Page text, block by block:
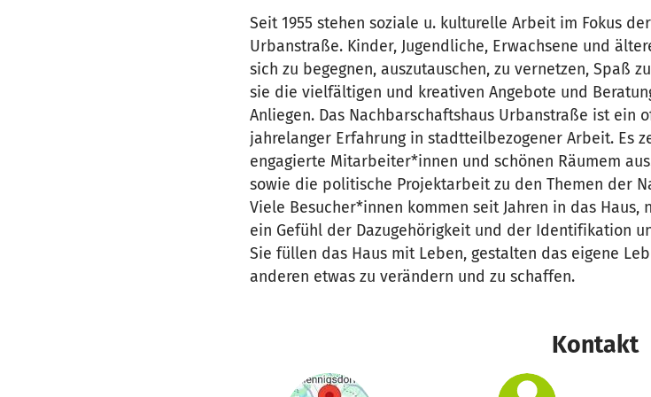
Seit 1955 stehen soziale u. kulturelle Arbeit im Fokus
Urbanstraße. Kinder, Jugendliche, Erwachsene und
sich zu begegnen, auszutauschen, zu vernetzen, Spaß
sie die vielfältigen und kreativen Angebote und
Anliegen. Das Nachbarschaftshaus Urbanstraße ist ein
jahrelanger Erfahrung in stadtteilbezogener Arbeit. Es
engagierte Mitarbeiter*innen und schönen Räumem
sowie die politische Projektarbeit zu den Themen der
Viele Besucher*innen kommen seit Jahren in das
ein Gefühl der Dazugehörigkeit und der Identifikation
Sie füllen das Haus mit Leben, gestalten das eigene
anderen etwas zu verändern und zu schaffen.
Kontakt